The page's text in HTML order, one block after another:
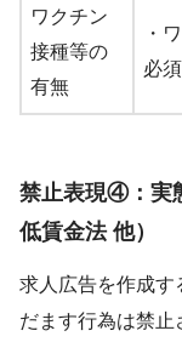
ワクチン
接種等の
有無
・
必須
禁止表現④：実
低賃金法 他）
求人広告を作成す
だます行為は禁止